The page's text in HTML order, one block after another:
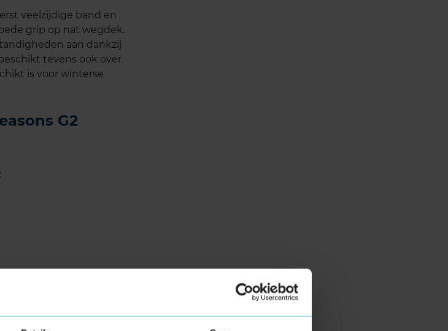
veelzijdige band en
grip op nat wegdek.
aan dankzij
tevens ook over
is voor winterse
G2
band op de markt die